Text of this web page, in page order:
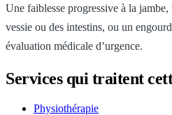
Une faiblesse progressive à la
vessie ou des intestins, ou un
évaluation médicale d’urgence.
Services qui traitent
Physiothérapie